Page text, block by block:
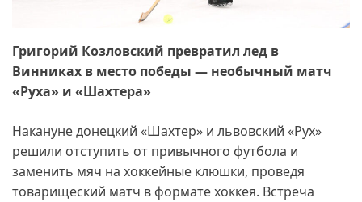
Григорий Козловский превратил лед в
Винниках в место победы — необычный матч
«Руха» и «Шахтера»
Накануне донецкий «Шахтер» и львовский «Рух»
решили отступить от привычного футбола и
заменить мяч на хоккейные клюшки, проведя
товарищеский матч в формате хоккея. Встреча